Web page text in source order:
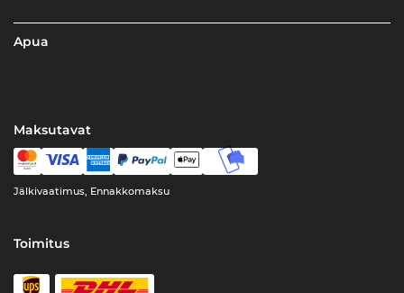
Apua
Maksutavat
Jälkivaatimus, Ennakkomaksu
Toimitus